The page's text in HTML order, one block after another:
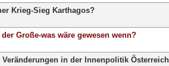
Krieg-Sieg Karthagos?
Bewertung(en) - 5 von 5 durchschnittlich
12 345
Große-was wäre gewesen wenn?
- 3.5 von 5 durchschnittlich
123 45
Veränderungen in der Innenpolitik
- 0 von 5 durchschnittlich
12345